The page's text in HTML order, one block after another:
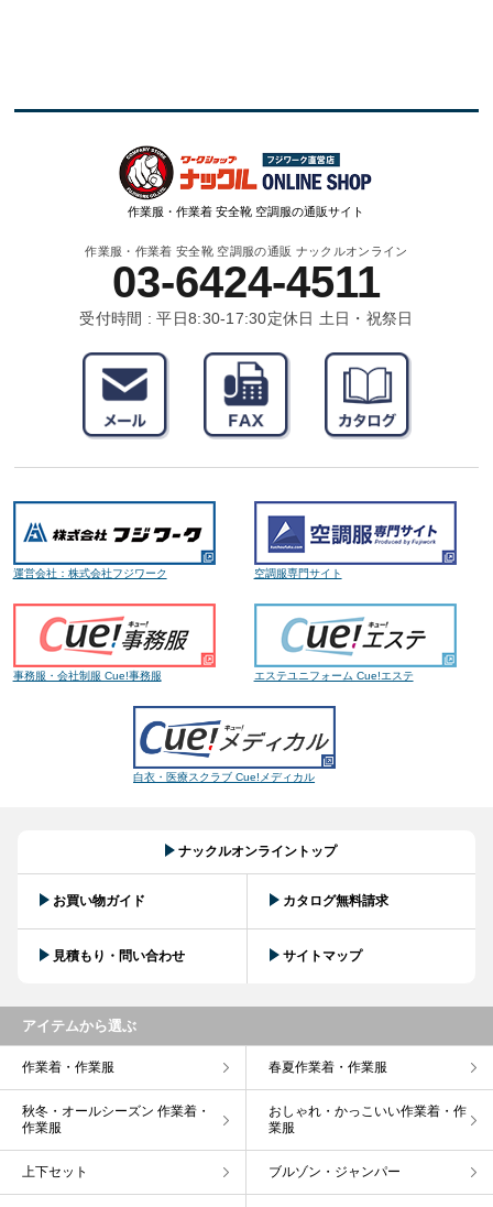
作業服・作業着 安全靴 空調服の通販サイト
作業服・作業着 安全靴 空調服の通販 ナックルオンライン
03-6424-4511
受付時間 : 平日8:30-17:30定休日 土日・祝祭日
運営会社：株式会社フジワーク 空調服専門サイト
事務服・会社制服 Cue!事務服 エステユニフォーム Cue!エステ
白衣・医療スクラブ Cue!メディカル
ナックルオンライントップ
お買い物ガイド カタログ無料請求
見積もり・問い合わせ サイトマップ
アイテムから選ぶ
作業着・作業服 春夏作業着・作業服
秋冬・オールシーズン 作業着・
作業服
おしゃれ・かっこいい作業着・作
業服
上下セット ブルゾン・ジャンパー